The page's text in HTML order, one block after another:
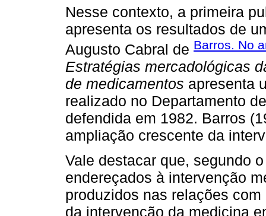
Nesse contexto, a primeira
apresenta os resultados de
Augusto Cabral de Barros. No
Estratégias mercadológicas
de medicamentos apresenta
realizado no Departamento
defendida em 1982. Barros
ampliação crescente da
Vale destacar que, segundo
endereçados à intervenção
produzidos nas relações
da intervenção da medicina